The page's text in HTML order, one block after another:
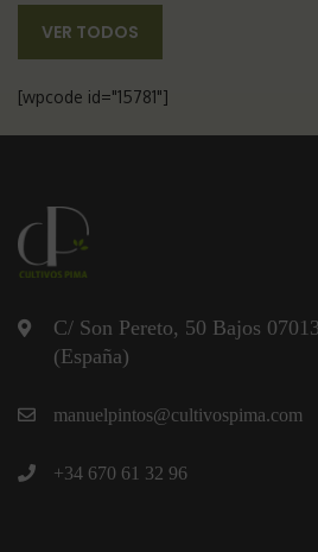
VER TODOS
[wpcode id="15781"]
C/ Son Pereto, 50 Bajos
(España)
manuelpintos@cultivospima.com
+34 670 61 32 96